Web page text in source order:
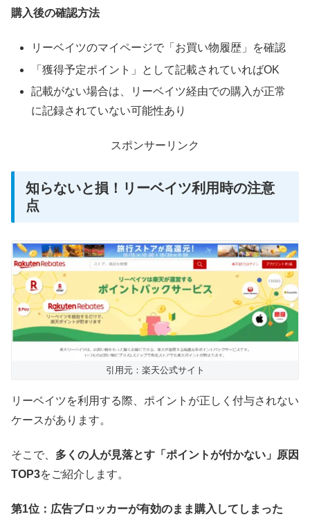
購入後の確認方法
リーベイツのマイページで「お買い物履歴」を確認
「獲得予定ポイント」として記載されていればOK
記載がない場合は、リーベイツ経由での購入が正常
に記録されていない可能性あり
スポンサーリンク
知らないと損！リーベイツ利用時の注意
点
引用元：楽天公式サイト
リーベイツを利用する際、ポイントが正しく付与されない
ケースがあります。
そこで、 多くの人が見落とす「ポイントが付かない」原因
TOP3をご紹介します。
第1位：広告ブロッカーが有効のまま購入してしまった